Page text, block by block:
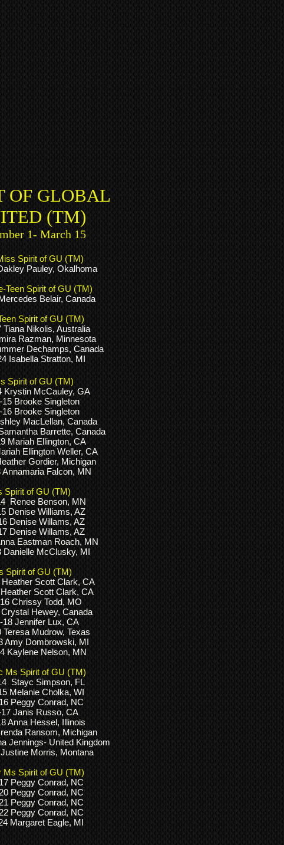
OF GLOBAL
(TM)
1- March 15
Spirit of GU (TM)
Pauley, Okalhoma
Teen Spirit of GU (TM)
Belair, Canada
Spirit of GU (TM)
Tiana Nikolis, Australia
Razman, Minnesota
Dechamps, Canada
Isabella Stratton, MI
Spirit of GU (TM)
Krystin McCauley, GA
15 Brooke Singleton
16 Brooke Singleton
MacLellan, Canada
Barrette, Canada
Mariah Ellington, CA
Ellington Weller, CA
Gordier, Michigan
Annamaria Falcon, MN
Spirit of GU (TM)
Renee Benson, MN
Denise Williams, AZ
Denise Willams, AZ
Denise Willams, AZ
Eastman Roach, MN
Danielle McClusky, MI
Spirit of GU (TM)
Scott Clark, CA
Scott Clark, CA
Chrissy Todd, MO
Hewey, Canada
18 Jennifer Lux, CA
Teresa Mudrow, Texas
Amy Dombrowski, MI
Kaylene Nelson, MN
Ms Spirit of GU (TM)
Stayc Simpson, FL
Melanie Cholka, WI
Peggy Conrad, NC
Janis Russo, CA
Anna Hessel, Illinois
Ransom, Michigan
Jennings- United Kingdom
Morris, Montana
Ms Spirit of GU (TM)
Peggy Conrad, NC
Peggy Conrad, NC
Peggy Conrad, NC
Peggy Conrad, NC
Margaret Eagle, MI